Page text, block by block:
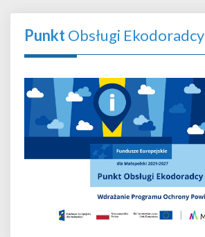
PunktObsługi Ekodoradcy